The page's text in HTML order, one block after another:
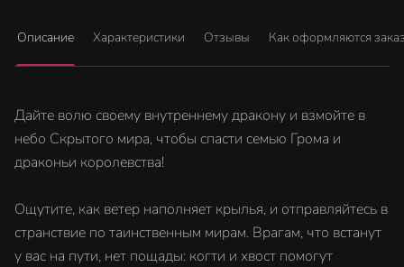
Описание Характеристики Отзывы Как оформляются
Дайте волю своему внутреннему дракону и взмойте в
небо Скрытого мира, чтобы спасти семью Грома и
драконьи королевства!
Ощутите, как ветер наполняет крылья, и отправляйтесь в
странствие по таинственным мирам. Врагам, что встанут
у вас на пути, нет пощады: когти и хвост помогут